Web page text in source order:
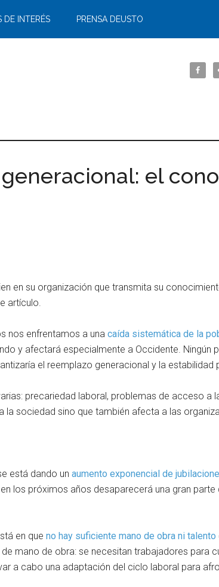
DE INTERÉS PRENSA DEUSTO
generacional: el
en su organización que transmita su
artículo.
nos enfrentamos a una caída sistemática de la
y afectará especialmente a Occidente. Ningún
el reemplazo generacional y la estabilidad
precariedad laboral, problemas de acceso a
sociedad sino que también afecta a las
está dando un aumento exponencial de
los próximos años desaparecerá una gran
en que no hay suficiente mano de obra ni talento
mano de obra: se necesitan trabajadores para
a cabo una adaptación del ciclo laboral para